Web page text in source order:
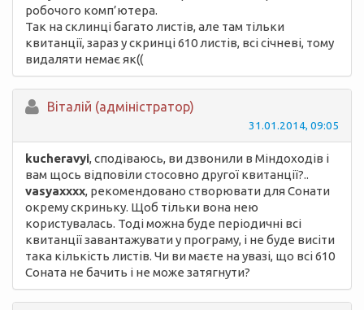
робочого комп’ютера.
Так на склинці багато листів, але там тільки
квитанції, зараз у скринці 610 листів, всі січневі, тому
видаляти немає як((
Вiталій (адміністратор)
31.01.2014, 09:05
kucheravyi, сподіваюсь, ви дзвонили в Міндоходів і
вам щось відповіли стосовно другої квитанції?..
vasyaxxxx, рекомендовано створювати для Сонати
окрему скриньку. Щоб тільки вона нею
користувалась. Тоді можна буде періодичні всі
квитанції завантажувати у програму, і не буде висіти
така кількість листів. Чи ви маєте на увазі, що всі 610
Соната не бачить і не може затягнути?